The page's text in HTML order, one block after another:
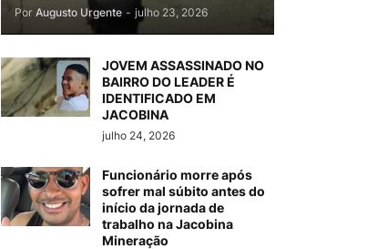
Por Augusto Urgente - julho 23, 2026
JOVEM ASSASSINADO NO
BAIRRO DO LEADER É
IDENTIFICADO EM
JACOBINA
julho 24, 2026
Funcionário morre após
sofrer mal súbito antes do
início da jornada de
trabalho na Jacobina
Mineração